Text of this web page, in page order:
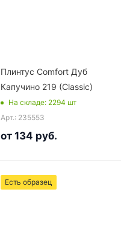
Плинтус Comfort Дуб
Капучино 219 (Classic)
На складе: 2294 шт
Арт.: 235553
от 134 руб.
Есть образец